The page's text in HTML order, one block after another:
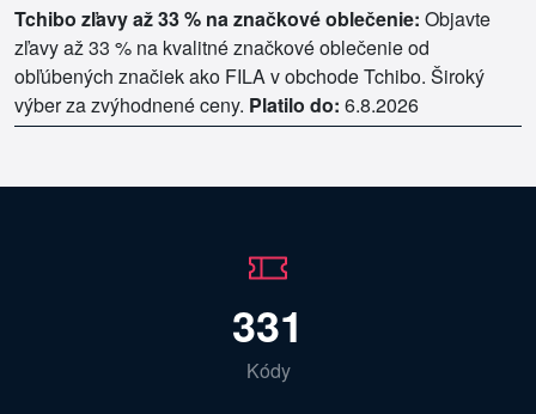
Tchibo zľavy až 33 % na značkové oblečenie: Objavte
zľavy až 33 % na kvalitné značkové oblečenie od
obľúbených značiek ako FILA v obchode Tchibo. Široký
výber za zvýhodnené ceny. Platilo do: 6.8.2026
331
Kódy